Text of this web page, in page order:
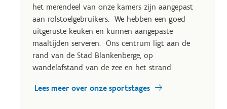
het merendeel van onze kamers zijn aangepast
aan rolstoelgebruikers. We hebben een goed
uitgeruste keuken en kunnen aangepaste
maaltijden serveren. Ons centrum ligt aan de
rand van de Stad Blankenberge, op
wandelafstand van de zee en het strand.
Lees meer over onze sportstages